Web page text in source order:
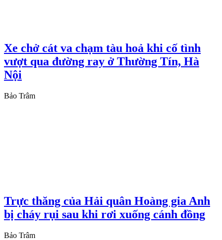
Xe chở cát va chạm tàu hoả khi cố tình
vượt qua đường ray ở Thường Tín, Hà
Nội
Bảo Trâm
Trực thăng của Hải quân Hoàng gia Anh
bị cháy rụi sau khi rơi xuống cánh đồng
Bảo Trâm